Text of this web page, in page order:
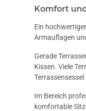
Komfort
Ein
Armauflagen
Gerade
Kissen. Viele
Im Bereich
komfortable